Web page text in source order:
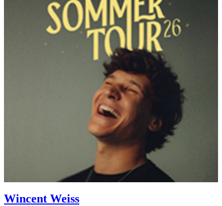
Wincent Weiss